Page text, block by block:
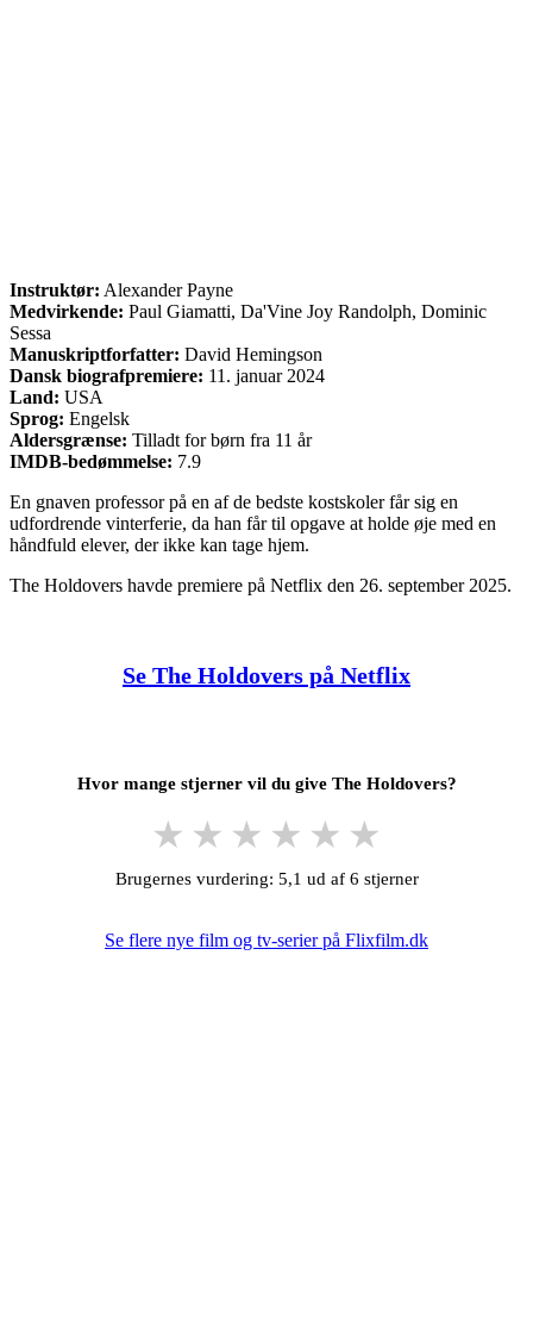
Instruktør: Alexander Payne
Medvirkende: Paul Giamatti, Da'Vine Joy Randolph, Dominic
Sessa
Manuskriptforfatter: David Hemingson
Dansk biografpremiere: 11. januar 2024
Land: USA
Sprog: Engelsk
Aldersgrænse: Tilladt for børn fra 11 år
IMDB-bedømmelse: 7.9
En gnaven professor på en af de bedste kostskoler får sig en
udfordrende vinterferie, da han får til opgave at holde øje med en
håndfuld elever, der ikke kan tage hjem.
The Holdovers havde premiere på Netflix den 26. september 2025.
Se The Holdovers på Netflix
Hvor mange stjerner vil du give The Holdovers?
★ ★ ★ ★ ★ ★
Brugernes vurdering: 5,1 ud af 6 stjerner
Se flere nye film og tv-serier på Flixfilm.dk